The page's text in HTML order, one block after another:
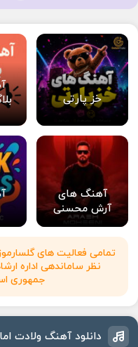
خز پارتی
آهنگ های
آرش محسنی
تمامی فعالیت های
نظر ساماندهی اداره
جمهوری
دانلود آهنگ ولادت